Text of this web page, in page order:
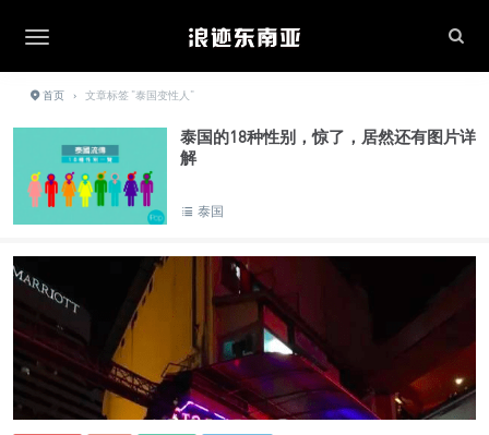
首页 › 文章标签 "泰国变性人"
泰国的18种性别，惊了，居然还有图片详
解
泰国